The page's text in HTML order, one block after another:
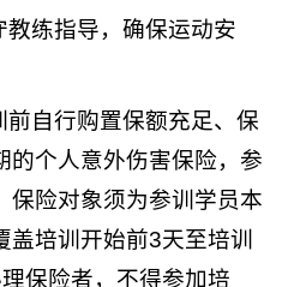
练指导，确保运动安
自行购置保额充足、保
的个人意外伤害保险，参
保险对象须为参训学员本
盖培训开始前3天至培训
保险者，不得参加培